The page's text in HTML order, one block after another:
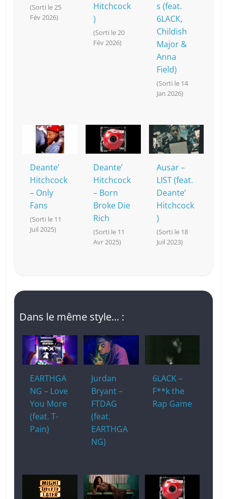
(Sorti le 25
Fév 2026)
Hitchcock
)
(Sorti le 20
Fév 2026)
s (feat.
6LACK,
Childish
Major &
Anna
Field)
(Sorti le 14
Jan 2026)
Deante’
Hitchcock
– Only
Fans
(Sorti le 11
Juil 2025)
Deante’
Hitchcock
– Born
Broke Die
Rich
(Sorti le 11
Avr 2025)
Ausar –
LIST (feat.
Deante’
Hitchcock
)
(Sorti le 18
Juil 2023)
Dans le même style... :
EARTHGA
NG – Love
You More
(feat. T-
Pain)
Jurdan
Bryant –
FTDAG
(feat.
EARTHGA
NG)
6LACK –
F**k the
Rap Game